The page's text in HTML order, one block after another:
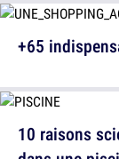
+65
10 raisons